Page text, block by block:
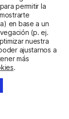
no
que el
mejor amiga
manera
y
y
dos meses
permitir la
en base a un
(p. ej.
nuestra
ajustarnos a
más
.